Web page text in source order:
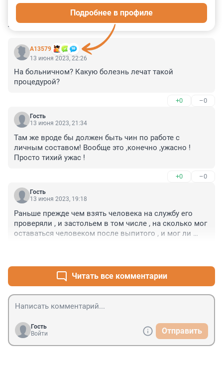
КОММЕНТАРИИ 83
А13579
Подробнее в профиле
13 июня 2023, 22:26
На больничном? Какую болезнь лечат такой
процедурой?
+0 –0
Гость
13 июня 2023, 21:34
Там же вроде бы должен быть чин по работе с
личным составом! Вообще это ,конечно ,ужасно !
Просто тихий ужас !
+0 –0
Гость
13 июня 2023, 19:18
Раньше прежде чем взять человека на службу его
проверяли , и застольем в том числе , на сколько мог
оставаться человеком после выпитого , и мог ли
Читать все комментарии
Гость
Войти
Отправить